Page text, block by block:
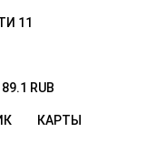
11
89.1 RUB
КАРТЫ